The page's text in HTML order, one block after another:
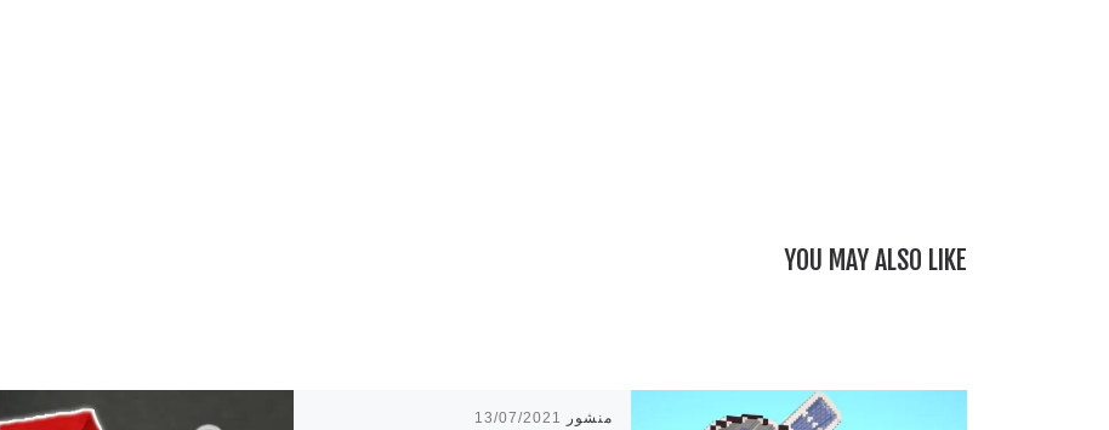
YOU MAY ALSO LIKE
منشور 13/07/2021